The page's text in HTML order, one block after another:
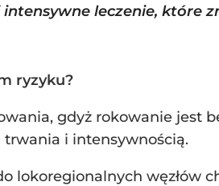
leczenie, które
ryzyku?
gdyż rokowanie jest
trwania i intensywnością.
lokoregionalnych węzłów